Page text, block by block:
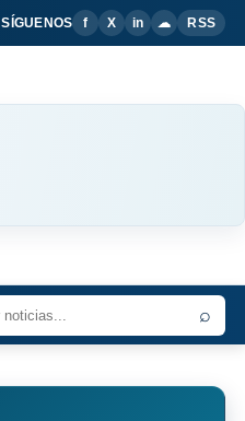
SÍGUENOS f X in ☁ RSS
⌕